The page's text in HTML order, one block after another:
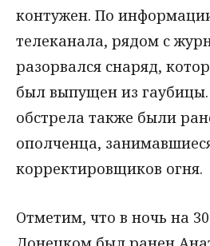
контужен. По
телеканала, рядом с
разорвался снаряд,
был выпущен из гаубицы.
обстрела также были
ополченца,
корректировщиков огня.
Отметим, что в ночь на